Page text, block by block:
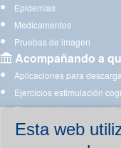
Esta web
Epidemias
Medicamentos
Pruebas de imagen
Acompañando a
Aplicaciones para
Ejercicios estimulación
Ejercicios y juegos de